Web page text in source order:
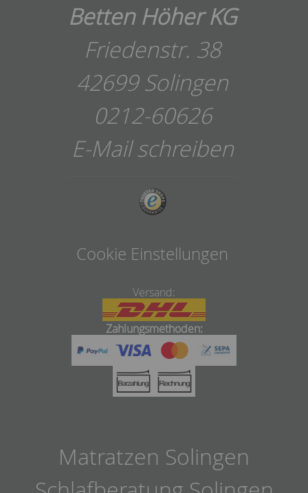
Betten Höher KG
Friedenstr. 38
42699 Solingen
0212-60626
E-Mail schreiben
Cookie Einstellungen
Versand:
Zahlungsmethoden:
Matratzen Solingen